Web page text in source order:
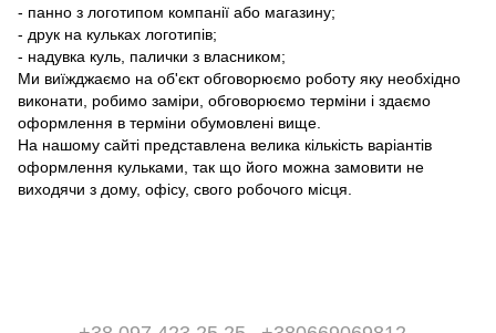
- панно з логотипом компанії або магазину;
- друк на кульках логотипів;
- надувка куль, палички з власником;
Ми виїжджаємо на об'єкт обговорюємо роботу яку необхідно
виконати, робимо заміри, обговорюємо терміни і здаємо
оформлення в терміни обумовлені вище.
На нашому сайті представлена ​​велика кількість варіантів
оформлення кульками, так що його можна замовити не
виходячи з дому, офісу, свого робочого місця.